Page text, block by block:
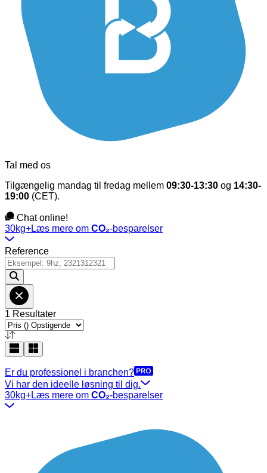
Tal med os
Tilgængelig mandag til fredag mellem 09:30-13:30 og 14:30-
19:00 (CET).
Chat online!
30kg+Læs mere om CO₂-besparelser
Reference
1 Resultater
Er du professionel i branchen?
Vi har den ideelle løsning til dig.
30kg+Læs mere om CO₂-besparelser